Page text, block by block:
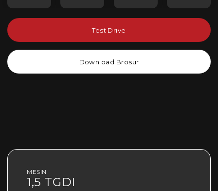
Test Drive
Download Brosur
MESIN
1,5 TGDI